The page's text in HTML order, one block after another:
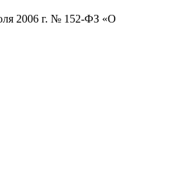
2006 г. № 152-ФЗ «О